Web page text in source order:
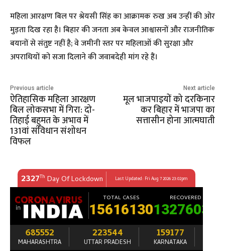
​महिला आरक्षण बिल पर श्रेयसी सिंह का आक्रामक रुख अब उन्हीं की ओर
मुड़ता दिख रहा है। बिहार की जनता अब केवल आश्वासनों और राजनीतिक
बयानों से संतुष्ट नहीं है; वे जमीनी स्तर पर महिलाओं की सुरक्षा और
अपराधियों को सजा दिलाने की जवाबदेही मांग रहे हैं।
Previous article
ऐतिहासिक महिला आरक्षण
बिल लोकसभा में गिरा: दो-
तिहाई बहुमत के अभाव में
131वां संविधान संशोधन
विफल
Next article
मूल भाजपाइयों को दरकिनार
कर बिहार में भाजपा का
सत्तासीन होना आत्मघाती